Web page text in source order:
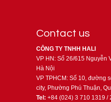
Contact us
CÔNG TY TNHH HALI
VP HN: Số 26/615 Nguyễn
Hà Nội
VP TPHCM: Số 10, đường
city, Phường Phú Thuận,
Tel: +84 (024) 3 710 1319 /